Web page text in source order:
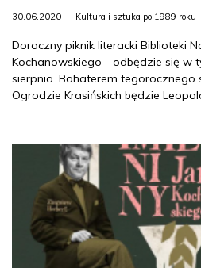
30.06.2020 Kultura i sztuka po 1989 roku
Doroczny piknik literacki Biblioteki
Kochanowskiego - odbędzie się w
sierpnia. Bohaterem
Ogrodzie Krasińskich będzie